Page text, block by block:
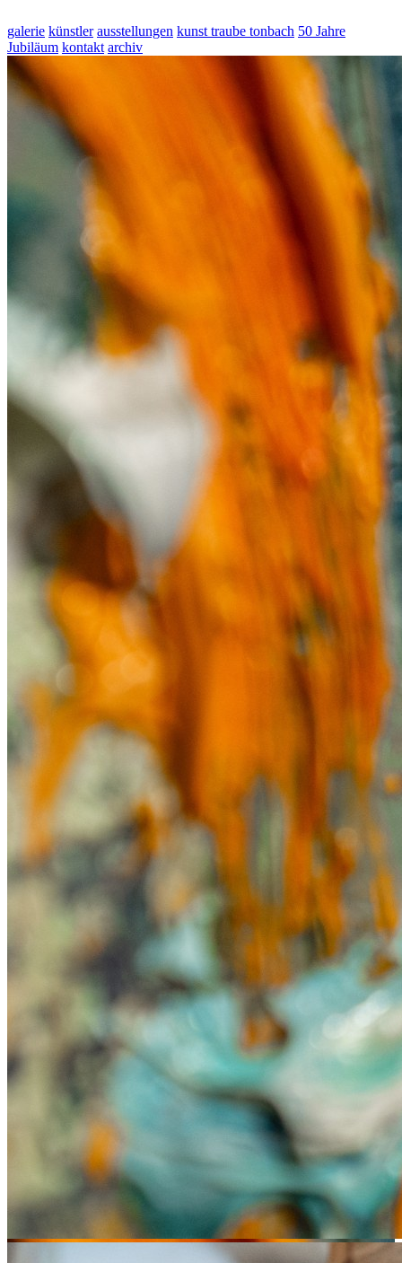
galerie künstler ausstellungen kunst traube tonbach 50 Jahre
Jubiläum kontakt archiv